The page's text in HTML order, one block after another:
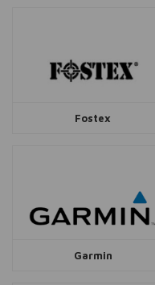
Fostex
Garmin